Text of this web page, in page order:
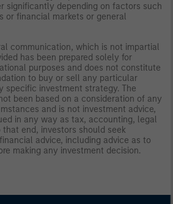
significantly depending on factors such
or financial markets or general
communication, which is not impartial
has been prepared solely for
purposes and does not constitute
to buy or sell any particular
specific investment strategy. The
been based on a consideration of any
and is not investment advice,
in any way as tax, accounting, legal
that end, investors should seek
advice, including advice as to
making any investment decision.